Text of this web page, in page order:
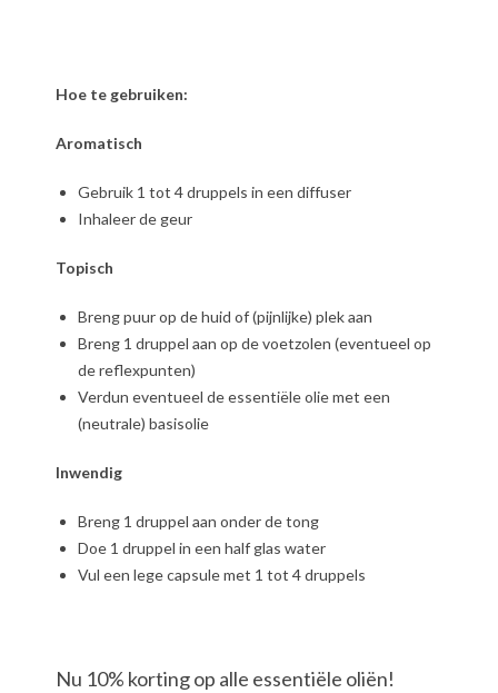
Hoe te gebruiken:
Aromatisch
Gebruik 1 tot 4 druppels in een diffuser
Inhaleer de geur
Topisch
Breng puur op de huid of (pijnlijke) plek aan
Breng 1 druppel aan op de voetzolen (eventueel op
de reflexpunten)
Verdun eventueel de essentiële olie met een
(neutrale) basisolie
Inwendig
Breng 1 druppel aan onder de tong
Doe 1 druppel in een half glas water
Vul een lege capsule met 1 tot 4 druppels
Nu 10% korting op alle essentiële oliën!